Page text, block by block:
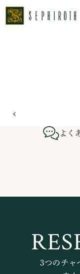
ホーム
よく
3つのチャ